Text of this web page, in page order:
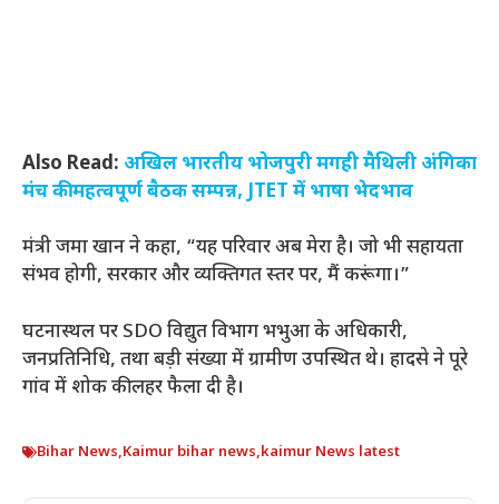
Also Read: अखिल भारतीय भोजपुरी मगही मैथिली अंगिका
मंच की महत्वपूर्ण बैठक सम्पन्न, JTET में भाषा भेदभाव
मंत्री जमा खान ने कहा, “यह परिवार अब मेरा है। जो भी सहायता
संभव होगी, सरकार और व्यक्तिगत स्तर पर, मैं करूंगा।”
घटनास्थल पर SDO विद्युत विभाग भभुआ के अधिकारी,
जनप्रतिनिधि, तथा बड़ी संख्या में ग्रामीण उपस्थित थे। हादसे ने पूरे
गांव में शोक की लहर फैला दी है।
Bihar News,Kaimur bihar news,kaimur News latest